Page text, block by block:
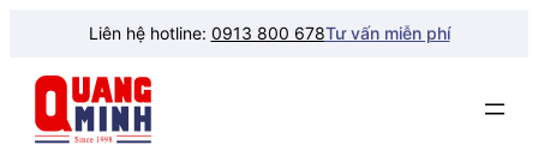
Liên hệ hotline: 0913 800 678Tư vấn miễn phí